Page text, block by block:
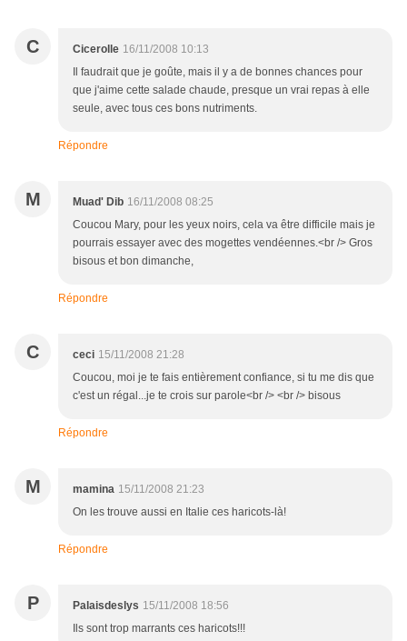
C Cicerolle 16/11/2008 10:13
Il faudrait que je goûte, mais il y a de bonnes chances pour
que j'aime cette salade chaude, presque un vrai repas à elle
seule, avec tous ces bons nutriments.
Répondre
M Muad' Dib 16/11/2008 08:25
Coucou Mary, pour les yeux noirs, cela va être difficile mais je
pourrais essayer avec des mogettes vendéennes.<br /> Gros
bisous et bon dimanche,
Répondre
C ceci 15/11/2008 21:28
Coucou, moi je te fais entièrement confiance, si tu me dis que
c'est un régal...je te crois sur parole<br /> <br /> bisous
Répondre
M mamina 15/11/2008 21:23
On les trouve aussi en Italie ces haricots-là!
Répondre
P Palaisdeslys 15/11/2008 18:56
Ils sont trop marrants ces haricots!!!